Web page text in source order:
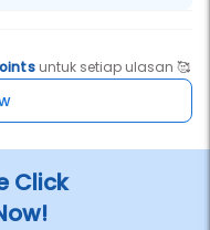
untuk setiap ulasan 🥰
Click